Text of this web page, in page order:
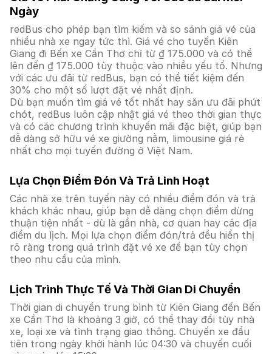
Ngày
redBus cho phép bạn tìm kiếm và so sánh giá vé của
nhiều nhà xe ngay tức thì. Giá vé cho tuyến Kiên
Giang đi Bến xe Cần Thơ chỉ từ ₫ 175.000 và có thể
lên đến ₫ 175.000 tùy thuộc vào nhiều yếu tố. Nhưng
với các ưu đãi từ redBus, bạn có thể tiết kiệm đến
30% cho một số lượt đặt vé nhất định.
Dù bạn muốn tìm giá vé tốt nhất hay săn ưu đãi phút
chót, redBus luôn cập nhật giá vé theo thời gian thực
và có các chương trình khuyến mãi đặc biệt, giúp bạn
dễ dàng sở hữu vé xe giường nằm, limousine giá rẻ
nhất cho mọi tuyến đường ở Việt Nam.
Lựa Chọn Điểm Đón Và Trả Linh Hoạt
Các nhà xe trên tuyến này có nhiều điểm đón và trả
khách khác nhau, giúp bạn dễ dàng chọn điểm dừng
thuận tiện nhất - dù là gần nhà, cơ quan hay các địa
điểm du lịch. Mọi lựa chọn điểm đón/trả đều hiển thị
rõ ràng trong quá trình đặt vé xe để bạn tùy chọn
theo nhu cầu của mình.
Lịch Trình Thực Tế Và Thời Gian Di Chuyển
Thời gian di chuyển trung bình từ Kiên Giang đến Bến
xe Cần Thơ là khoảng 3 giờ, có thể thay đổi tùy nhà
xe, loại xe và tình trạng giao thông. Chuyến xe đầu
tiên trong ngày khởi hành lúc 04:30 và chuyến cuối